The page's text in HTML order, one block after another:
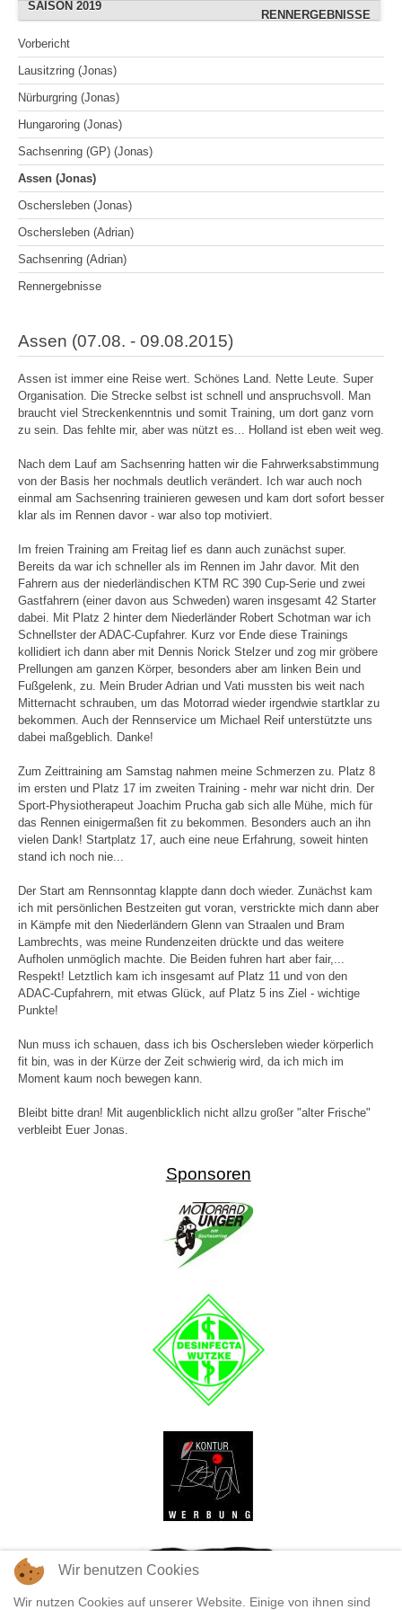
FREIBERG (JULI)
BOPFINGEN
BOPFINGEN
WITTGENBORN
OSCHERSLEBEN (AUGUST)
OSCHERSLEBEN (ADRIAN)
OSCHERSLEBEN
RENNERGEBNISSE
RENNERGEBNISSE
SAISON 2019
Vorbericht
Lausitzring (Jonas)
Nürburgring (Jonas)
Hungaroring (Jonas)
Sachsenring (GP) (Jonas)
Assen (Jonas)
Oschersleben (Jonas)
Oschersleben (Adrian)
Sachsenring (Adrian)
Rennergebnisse
Assen (07.08. - 09.08.2015)
Assen ist immer eine Reise wert. Schönes Land. Nette Leute. Super
Organisation. Die Strecke selbst ist schnell und anspruchsvoll. Man
braucht viel Streckenkenntnis und somit Training, um dort ganz vorn
zu sein. Das fehlte mir, aber was nützt es... Holland ist eben weit weg.
Nach dem Lauf am Sachsenring hatten wir die Fahrwerksabstimmung
von der Basis her nochmals deutlich verändert. Ich war auch noch
einmal am Sachsenring trainieren gewesen und kam dort sofort besser
klar als im Rennen davor - war also top motiviert.
Im freien Training am Freitag lief es dann auch zunächst super.
Bereits da war ich schneller als im Rennen im Jahr davor. Mit den
Fahrern aus der niederländischen KTM RC 390 Cup-Serie und zwei
Gastfahrern (einer davon aus Schweden) waren insgesamt 42 Starter
dabei. Mit Platz 2 hinter dem Niederländer Robert Schotman war ich
Schnellster der ADAC-Cupfahrer. Kurz vor Ende diese Trainings
kollidiert ich dann aber mit Dennis Norick Stelzer und zog mir gröbere
Prellungen am ganzen Körper, besonders aber am linken Bein und
Fußgelenk, zu. Mein Bruder Adrian und Vati mussten bis weit nach
Mitternacht schrauben, um das Motorrad wieder irgendwie startklar zu
bekommen. Auch der Rennservice um Michael Reif unterstützte uns
dabei maßgeblich. Danke!
Zum Zeittraining am Samstag nahmen meine Schmerzen zu. Platz 8
im ersten und Platz 17 im zweiten Training - mehr war nicht drin. Der
Sport-Physiotherapeut Joachim Prucha gab sich alle Mühe, mich für
das Rennen einigermaßen fit zu bekommen. Besonders auch an ihn
vielen Dank! Startplatz 17, auch eine neue Erfahrung, soweit hinten
stand ich noch nie...
Der Start am Rennsonntag klappte dann doch wieder. Zunächst kam
ich mit persönlichen Bestzeiten gut voran, verstrickte mich dann aber
in Kämpfe mit den Niederländern Glenn van Straalen und Bram
Lambrechts, was meine Rundenzeiten drückte und das weitere
Aufholen unmöglich machte. Die Beiden fuhren hart aber fair,...
Respekt! Letztlich kam ich insgesamt auf Platz 11 und von den
ADAC-Cupfahrern, mit etwas Glück, auf Platz 5 ins Ziel - wichtige
Punkte!
Nun muss ich schauen, dass ich bis Oschersleben wieder körperlich
fit bin, was in der Kürze der Zeit schwierig wird, da ich mich im
Moment kaum noch bewegen kann.
Bleibt bitte dran! Mit augenblicklich nicht allzu großer "alter Frische"
verbleibt Euer Jonas.
Sponsoren
Wir benutzen Cookies
Wir nutzen Cookies auf unserer Website. Einige von ihnen sind